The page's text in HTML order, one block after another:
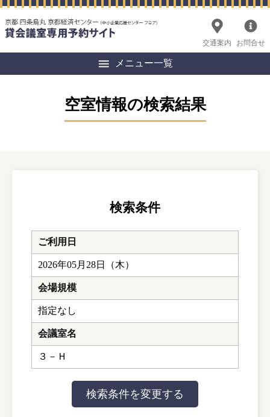
交通案内 お問合せ
メニュー一覧
空室情報の検索結果
検索条件
ご利用日
2026年05月28日（木）
会場規模
指定なし
会議室名
３－Ｈ